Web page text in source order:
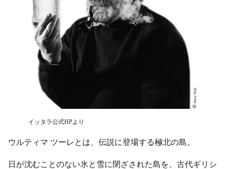
イッタラ公式HPより
ウルティマ ツーレとは、伝説に登場する極北の島。
日が沈むことのない氷と雪に閉ざされた島を、古代ギリシ